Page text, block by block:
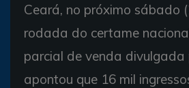
Ceará, no próximo sábado
rodada do certame
parcial de venda divulgada
apontou que 16 mil